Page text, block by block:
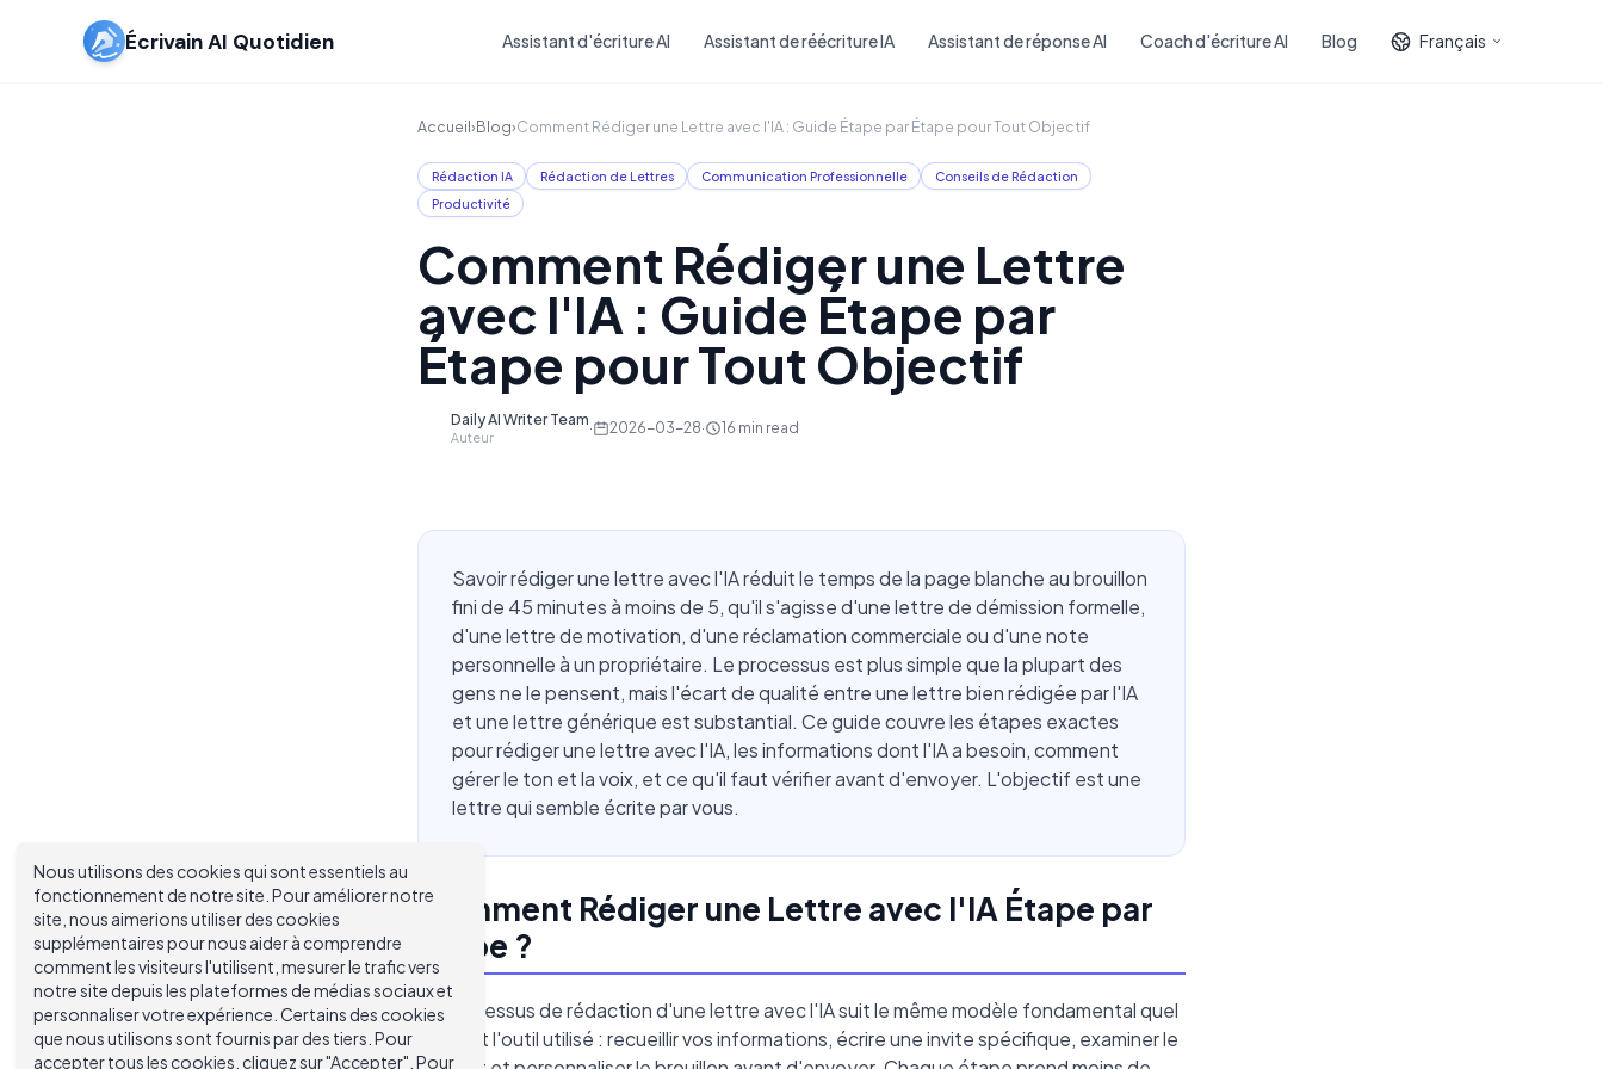
Écrivain AI Quotidien Assistant d'écriture AI Assistant de réécriture IA Assistant de réponse AI Coach d'écriture AI Blog Français
Accueil›Blog›Comment Rédiger une Lettre avec l'IA : Guide Étape par Étape pour Tout Objectif
Rédaction IA Rédaction de Lettres Communication Professionnelle
Conseils de Rédaction
Productivité
Comment Rédiger une Lettre
avec l'IA : Guide Étape par
Étape pour Tout Objectif
Daily AI Writer Team
Auteur
· 2026-03-28· 16 min read
Savoir rédiger une lettre avec l'IA réduit le temps de la page blanche au brouillon
fini de 45 minutes à moins de 5, qu'il s'agisse d'une lettre de démission formelle,
d'une lettre de motivation, d'une réclamation commerciale ou d'une note
personnelle à un propriétaire. Le processus est plus simple que la plupart des
gens ne le pensent, mais l'écart de qualité entre une lettre bien rédigée par l'IA
et une lettre générique est substantial. Ce guide couvre les étapes exactes
pour rédiger une lettre avec l'IA, les informations dont l'IA a besoin, comment
gérer le ton et la voix, et ce qu'il faut vérifier avant d'envoyer. L'objectif est une
lettre qui semble écrite par vous.
Comment Rédiger une Lettre avec l'IA Étape par
Étape ?
Le processus de rédaction d'une lettre avec l'IA suit le même modèle fondamental quel
que soit l'outil utilisé : recueillir vos informations, écrire une invite spécifique, examiner le
Nous utilisons des cookies qui sont essentiels au
fonctionnement de notre site. Pour améliorer notre
site, nous aimerions utiliser des cookies
supplémentaires pour nous aider à comprendre
comment les visiteurs l'utilisent, mesurer le trafic vers
notre site depuis les plateformes de médias sociaux et
personnaliser votre expérience. Certains des cookies
que nous utilisons sont fournis par des tiers. Pour
accepter tous les cookies, cliquez sur "Accepter". Pour